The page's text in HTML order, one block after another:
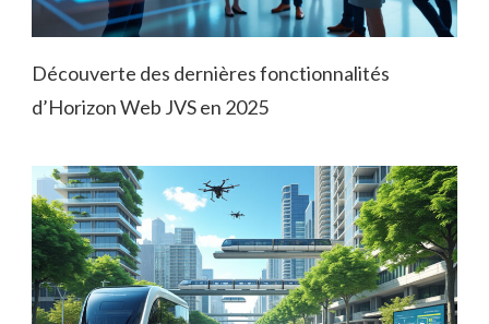
Découverte des dernières fonctionnalités
d’Horizon Web JVS en 2025